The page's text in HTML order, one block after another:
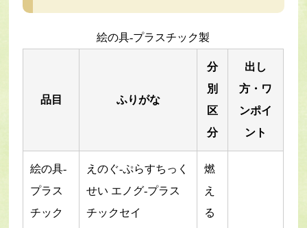
絵の具-プラスチック製
品目 ふりがな
分
別
区
分
出し
方・ワ
ンポイ
ント
絵の具-
プラス
チック
えのぐ-ぷらすちっく
せい エノグ-プラス
チックセイ
燃
え
る